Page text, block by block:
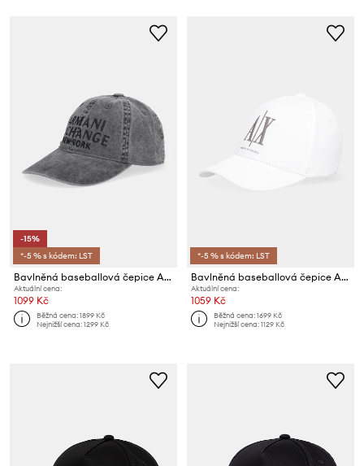
-15%
*-5 % s kódem: LST
Bavlněná baseballová čepice Armani Exchange
Aktuální cena:
1099 Kč
Běžná cena:1899 Kč
Nejnižší cena:1299 Kč
*-5 % s kódem: LST
Bavlněná baseballová čepice Armani Exchange
Aktuální cena:
1059 Kč
Běžná cena:1699 Kč
Nejnižší cena:1129 Kč